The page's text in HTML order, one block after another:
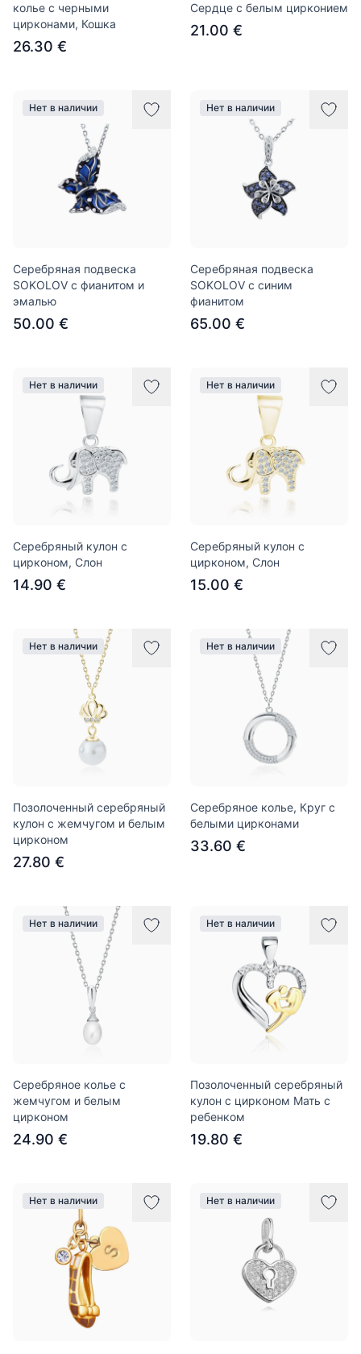
колье с черными
цирконами, Кошка
26.30 €
Сердце с белым цирконием
21.00 €
Нет в наличии
Серебряная подвеска
SOKOLOV с фианитом и
эмалью
50.00 €
Нет в наличии
Серебряная подвеска
SOKOLOV с синим
фианитом
65.00 €
Нет в наличии
Серебряный кулон с
цирконом, Слон
14.90 €
Нет в наличии
Серебряный кулон с
цирконом, Слон
15.00 €
Нет в наличии
Позолоченный серебряный
кулон с жемчугом и белым
цирконом
27.80 €
Нет в наличии
Серебряное колье, Круг с
белыми цирконами
33.60 €
Нет в наличии
Серебряное колье с
жемчугом и белым
цирконом
24.90 €
Нет в наличии
Позолоченный серебряный
кулон с цирконом Мать с
ребенком
19.80 €
Нет в наличии Нет в наличии